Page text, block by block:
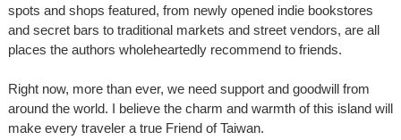
spots and shops featured, from newly opened indie bookstores
and secret bars to traditional markets and street vendors, are all
places the authors wholeheartedly recommend to friends.
Right now, more than ever, we need support and goodwill from
around the world. I believe the charm and warmth of this island will
make every traveler a true Friend of Taiwan.